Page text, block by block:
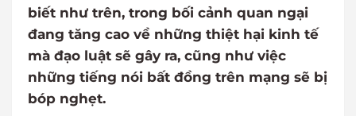
biết như trên, trong bối cảnh quan ngại
đang tăng cao về những thiệt hại kinh tế
mà đạo luật sẽ gây ra, cũng như việc
những tiếng nói bất đồng trên mạng sẽ bị
bóp nghẹt.